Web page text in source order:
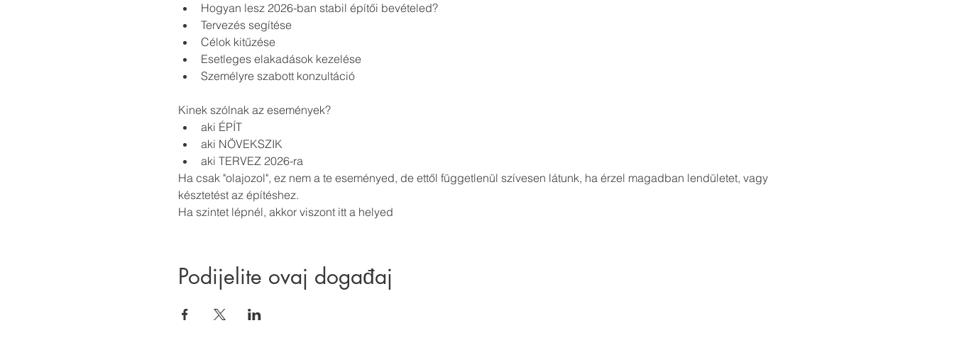
Hogyan lesz 2026-ban stabil építői bevételed?
Tervezés segítése
Célok kitűzése
Esetleges elakadások kezelése
Személyre szabott konzultáció
Kinek szólnak az események?
aki ÉPÍT
aki NÖVEKSZIK
aki TERVEZ 2026-ra
Ha csak "olajozol", ez nem a te eseményed, de ettől függetlenül szívesen látunk, ha érzel magadban lendületet, vagy
késztetést az építéshez.
Ha szintet lépnél, akkor viszont itt a helyed
Podijelite ovaj događaj